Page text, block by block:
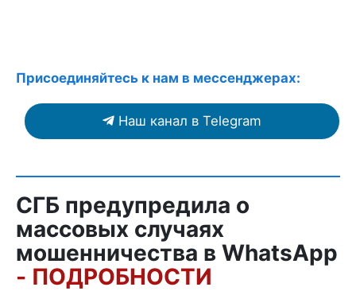
Присоединяйтесь к нам в мессенджерах:
Наш канал в Telegram
СГБ предупредила о
массовых случаях
мошенничества в WhatsApp
- ПОДРОБНОСТИ